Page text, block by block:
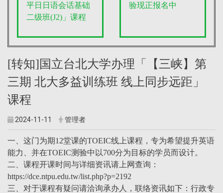
平日日语会话基础
二级班(J2)」课程
验现正报名中
[转知]国立台北大学办理「【三峡】第
三期 北大多益训练班 线上同步远距」
课程
2024-11-11 管理者
一、这门为期12堂课的TOEIC线上课程，专为希望提升英语
能力、并在TOEIC测验中以700分为目标的学员而设计。
二、课程开课时间与详细资讯请上网查询：
https://dce.ntpu.edu.tw/list.php?p=2192
三、对于课程有疑问请洽询承办人，联络资讯如下：行政专